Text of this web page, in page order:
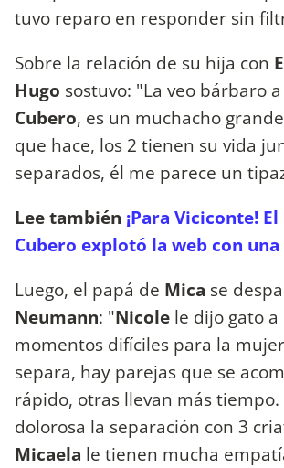
tuvo reparo en responder sin
Sobre la relación de su hija con
Hugo sostuvo: "La veo bárbaro a
Cubero, es un muchacho
que hace, los 2 tienen su vida
separados, él me parece un
Lee también ¡Para Viciconte!
Cubero explotó la web con
Luego, el papá de Mica se
Neumann: "Nicole le dijo gato a
momentos difíciles para la
separa, hay parejas que se
rápido, otras llevan más tiempo.
dolorosa la separación con 3
Micaela le tienen mucha